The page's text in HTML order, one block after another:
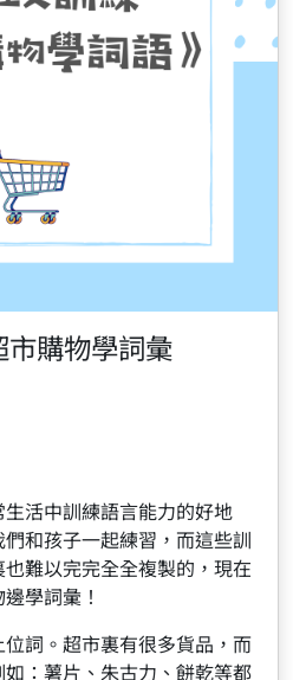
市購物學詞彙
活中訓練語言能力的好地
和孩子一起練習，而這些訓
難以完完全全複製的，現在
學詞彙！
詞。超市裏有很多貨品，而
：薯片、朱古力、餅乾等都